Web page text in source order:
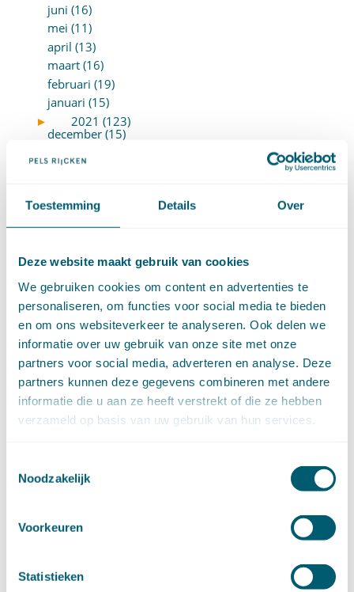
Toestemming Details Over
Deze website maakt gebruik van cookies
We gebruiken cookies om content en advertenties te
personaliseren, om functies voor social media te bieden
en om ons websiteverkeer te analyseren. Ook delen we
informatie over uw gebruik van onze site met onze
partners voor social media, adverteren en analyse. Deze
partners kunnen deze gegevens combineren met andere
informatie die u aan ze heeft verstrekt of die ze hebben
verzameld op basis van uw gebruik van hun services.
Noodzakelijk
Voorkeuren
Statistieken
juni (16)
mei (11)
april (13)
maart (16)
februari (19)
januari (15)
►
2021 (123)
december (15)
oktober (13)
augustus (7)
juli (4)
mei (6)
april (11)
maart (14)
februari (11)
januari (15)
►
2020 (154)
december (6)
november (14)
oktober (14)
september (8)
juni (14)
maart (15)
januari (17)